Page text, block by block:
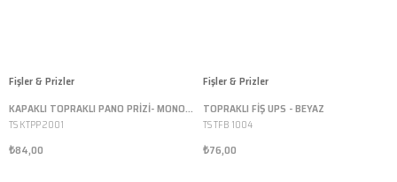
Fişler & Prizler
KAPAKLI TOPRAKLI PANO PRİZİ- MONOFAZE-1X16 A
TS KTPP 2001
₺84,00
Fişler & Prizler
TOPRAKLI FİŞ UPS - BEYAZ
TS TFB 1004
₺76,00